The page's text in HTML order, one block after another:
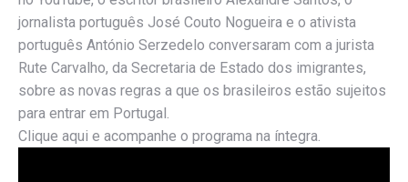
jornalista português José Couto Nogueira e o ativista
português António Serzedelo conversaram com a jurista
Rute Carvalho, da Secretaria de Estado dos imigrantes,
sobre as novas regras a que os brasileiros estão sujeitos
para entrar em Portugal.
Clique aqui e acompanhe o programa na íntegra.